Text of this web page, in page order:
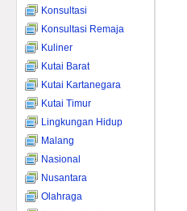
Konsultasi
Konsultasi Remaja
Kuliner
Kutai Barat
Kutai Kartanegara
Kutai Timur
Lingkungan Hidup
Malang
Nasional
Nusantara
Olahraga